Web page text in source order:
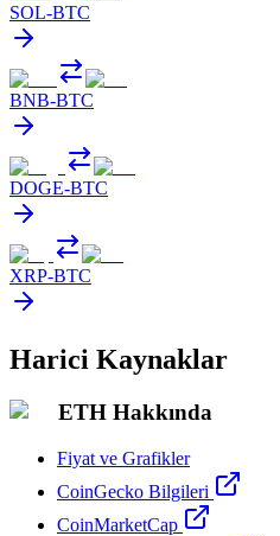
SOL-BTC
BNB-BTC
DOGE-BTC
XRP-BTC
Harici Kaynaklar
ETH Hakkında
Fiyat ve Grafikler
CoinGecko Bilgileri
CoinMarketCap